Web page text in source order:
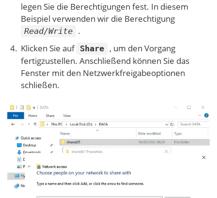
legen Sie die Berechtigungen fest. In diesem
Beispiel verwenden wir die Berechtigung
Read/Write .
Klicken Sie auf Share , um den Vorgang
fertigzustellen. Anschließend können Sie das
Fenster mit den Netzwerkfreigabeoptionen
schließen.